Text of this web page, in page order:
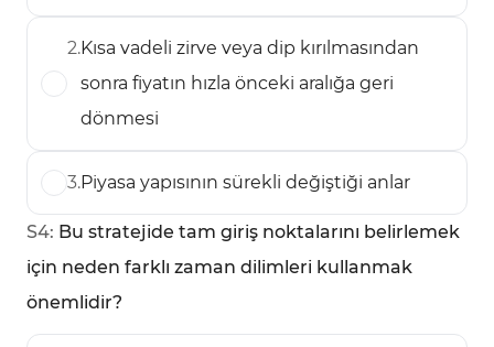
2.Kısa vadeli zirve veya dip kırılmasından
sonra fiyatın hızla önceki aralığa geri
dönmesi
3.Piyasa yapısının sürekli değiştiği anlar
S4: Bu stratejide tam giriş noktalarını belirlemek
için neden farklı zaman dilimleri kullanmak
önemlidir?